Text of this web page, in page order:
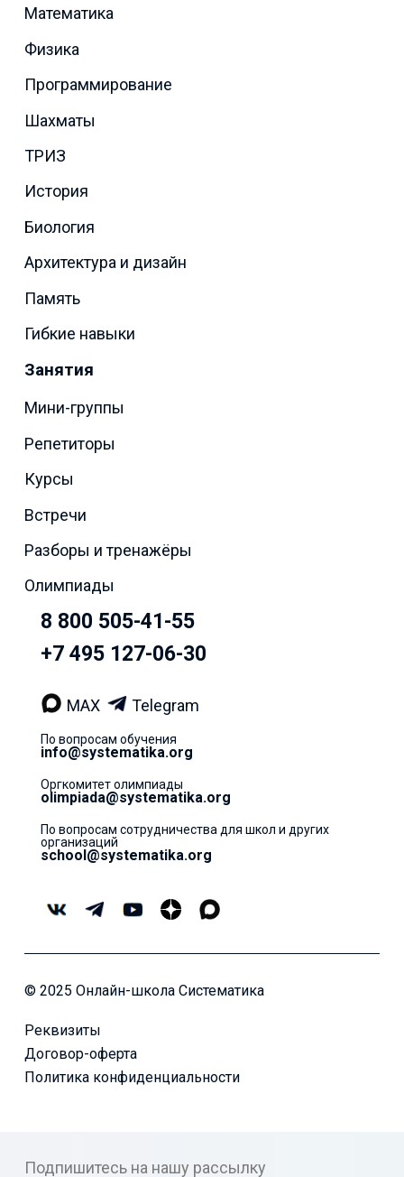
Математика
Физика
Программирование
Шахматы
ТРИЗ
История
Биология
Архитектура и дизайн
Память
Гибкие навыки
Занятия
Мини-группы
Репетиторы
Курсы
Встречи
Разборы и тренажёры
Олимпиады
8 800 505-41-55
+7 495 127-06-30
MAX Telegram
По вопросам обучения
info@systematika.org
Оргкомитет олимпиады
olimpiada@systematika.org
По вопросам сотрудничества для школ и других
организаций
school@systematika.org
© 2025 Онлайн-школа Систематика
Реквизиты
Договор-оферта
Политика конфиденциальности
Подпишитесь на нашу рассылку